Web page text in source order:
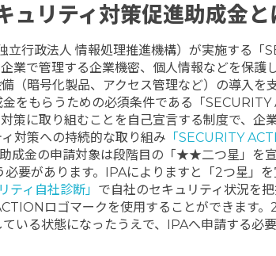
ュリティ対策促進助成金と
立行政法人 情報処理推進機構）が実施する「
業で管理する企業機密、個人情報などを保護
（暗号化製品、アクセス管理など）の導入を
をもらうための必須条件である「
策に取り組むことを自己宣言する制度で、企
対策への持続的な取り組み 「SECURITY
成金の申請対象は段階目の「★★二つ星」を
要があります。IPAによりますと「2つ星」を
ティ自社診断」 で自社のセキュリティ状況を
ロゴマークを使用することができます。
いる状態になったうえで、IPAへ申請する必要